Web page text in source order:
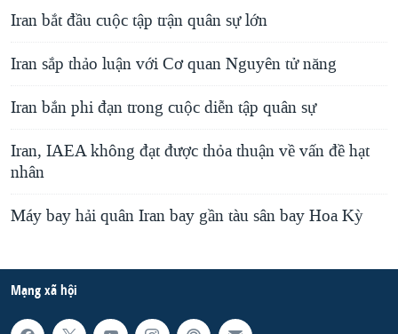
Iran bắt đầu cuộc tập trận quân sự lớn
Iran sắp thảo luận với Cơ quan Nguyên tử năng
Iran bắn phi đạn trong cuộc diễn tập quân sự
Iran, IAEA không đạt được thỏa thuận về vấn đề hạt
nhân
Máy bay hải quân Iran bay gần tàu sân bay Hoa Kỳ
Mạng xã hội